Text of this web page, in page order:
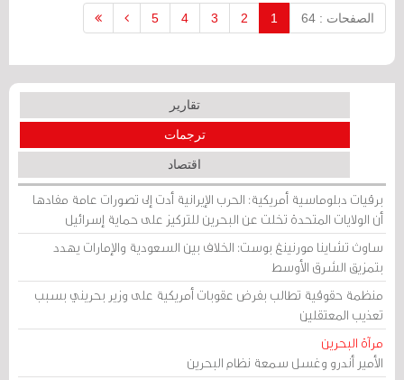
الأكبر في تاريخ البلاد...
الصفحات : 64 1
2
3
4
5
تقارير
ترجمات
اقتصاد
برقيات دبلوماسية أمريكية: الحرب الإيرانية أدت إلى تصورات عامة مفادها
أن الولايات المتحدة تخلت عن البحرين للتركيز على حماية إسرائيل
ساوث تشاينا مورنينغ بوست: الخلاف بين السعودية والإمارات يهدد
بتمزيق الشرق الأوسط
منظمة حقوقية تطالب بفرض عقوبات أمريكية على وزير بحريني بسبب
تعذيب المعتقلين
مرآة البحرين
الأمير أندرو وغسل سمعة نظام البحرين